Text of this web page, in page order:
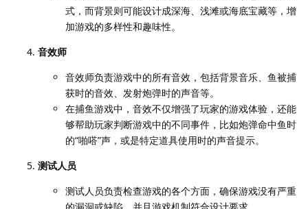
式，而背景则可能设计成深海、浅滩或海底宝藏等，增
加游戏的多样性和趣味性。
音效师
音效师负责游戏中的所有音效，包括背景音乐、鱼被捕
获时的音效、发射炮弹时的声音等。
在捕鱼游戏中，音效不仅增强了玩家的游戏体验，还能
够帮助玩家判断游戏中的不同事件，比如炮弹命中鱼时
的“啪嗒”声，或是特定道具使用时的声音提示。
测试人员
测试人员负责检查游戏的各个方面，确保游戏没有严重